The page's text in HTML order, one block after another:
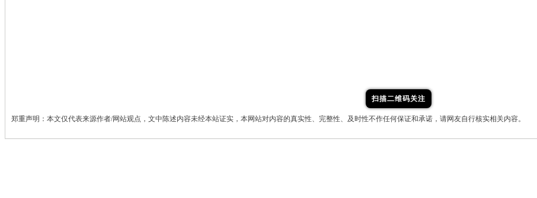
扫描二维码关注
郑重声明：本文仅代表来源作者/网站观点，文中陈述内容未经本站证实，本网站对内容的真实性、完整性、及时性不作任何保证和承诺，请网友自行核实相关内容。